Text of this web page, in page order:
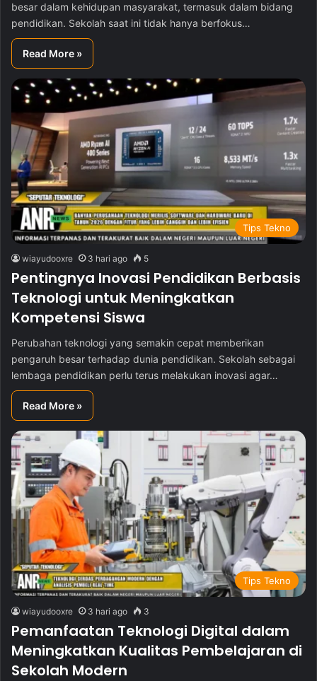
besar dalam kehidupan masyarakat, termasuk dalam bidang
pendidikan. Sekolah saat ini tidak hanya berfokus…
Read More »
Tips Tekno
wiayudooxre 3 hari ago 5
Pentingnya Inovasi Pendidikan Berbasis
Teknologi untuk Meningkatkan
Kompetensi Siswa
Perubahan teknologi yang semakin cepat memberikan
pengaruh besar terhadap dunia pendidikan. Sekolah sebagai
lembaga pendidikan perlu terus melakukan inovasi agar…
Read More »
Tips Tekno
wiayudooxre 3 hari ago 3
Pemanfaatan Teknologi Digital dalam
Meningkatkan Kualitas Pembelajaran di
Sekolah Modern